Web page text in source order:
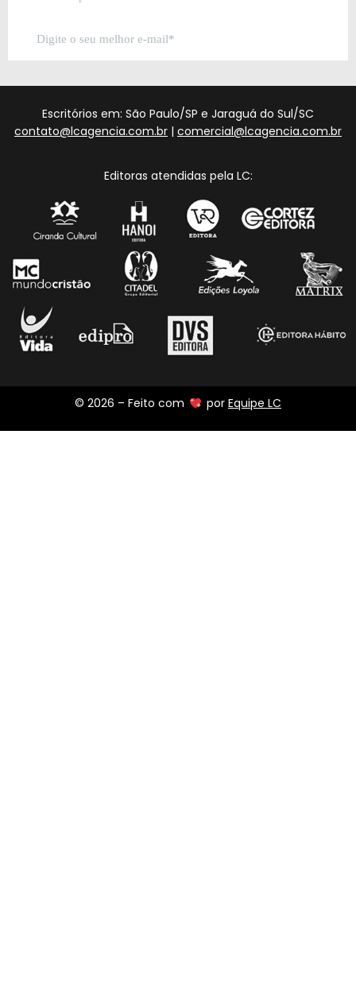
Escritórios em: São Paulo/SP e Jaraguá do Sul/SC
contato@lcagencia.com.br | comercial@lcagencia.com.br
Editoras atendidas pela LC:
© 2026 – Feito com por Equipe LC